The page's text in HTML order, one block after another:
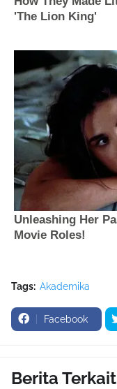
Tags: Akademika
Facebook
Berita Terkait